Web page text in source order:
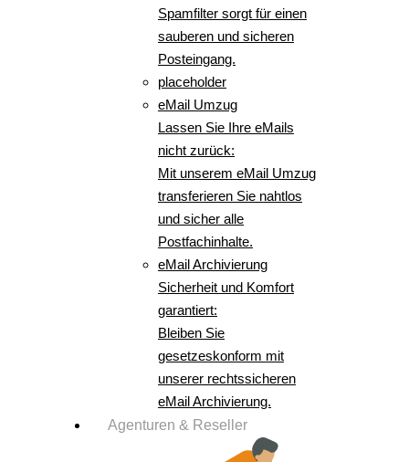
Spamfilter sorgt für einen
sauberen und sicheren
Posteingang.
placeholder
eMail Umzug
Lassen Sie Ihre eMails
nicht zurück:
Mit unserem eMail Umzug
transferieren Sie nahtlos
und sicher alle
Postfachinhalte.
eMail Archivierung
Sicherheit und Komfort
garantiert:
Bleiben Sie
gesetzeskonform mit
unserer rechtssicheren
eMail Archivierung.
Agenturen & Reseller